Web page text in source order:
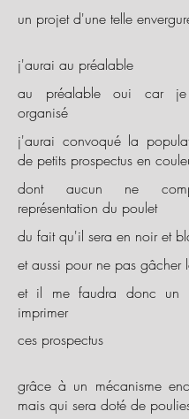
et il me faudra donc un
imprimer
grâce à un mécanisme
mais qui sera doté de
un projet d'une telle
et aussi pour ne pas gâcher
j'aurai convoqué la
de petits prospectus en
ces prospectus
j'aurai au préalable
du fait qu'il sera en noir et
dont aucun ne
représentation du poulet
au préalable oui car
organisé